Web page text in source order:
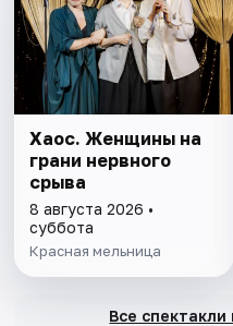
Хаос. Женщины на
грани нервного
срыва
8 августа 2026 •
суббота
Красная мельница
Все спектакли